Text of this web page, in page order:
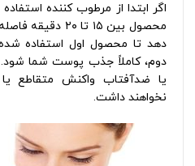
اگر ابتدا از مرطوب کننده
محصول بین ۱۵ تا
دهد تا محصول اول استفاده
دوم، کاملاً جذب پوست شما
یا ضدآفتاب واکنش متقاطع یا
نخواهند داشت.